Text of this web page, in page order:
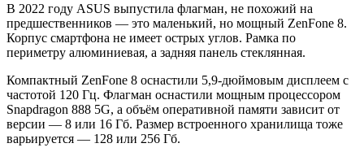
В 2022 году ASUS выпустила флагман, не похожий на
предшественников — это маленький, но мощный ZenFone 8.
Корпус смартфона не имеет острых углов. Рамка по
периметру алюминиевая, а задняя панель стеклянная.
Компактный ZenFone 8 оснастили 5,9-дюймовым дисплеем с
частотой 120 Гц. Флагман оснастили мощным процессором
Snapdragon 888 5G, а объём оперативной памяти зависит от
версии — 8 или 16 Гб. Размер встроенного хранилища тоже
варьируется — 128 или 256 Гб.